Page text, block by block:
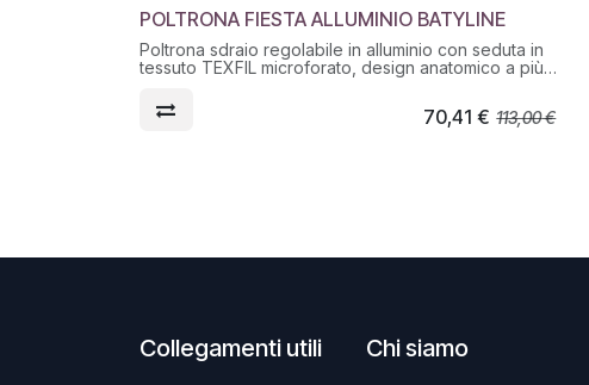
MADE IN ITALY
POLTRONA FIESTA ALLUMINIO BATYLINE
Poltrona sdraio regolabile in alluminio con seduta in
tessuto TEXFIL microforato, design anatomico a più
piscina, uso domestico.
70,41 € 113,00€
Collegamenti utili Chi siamo